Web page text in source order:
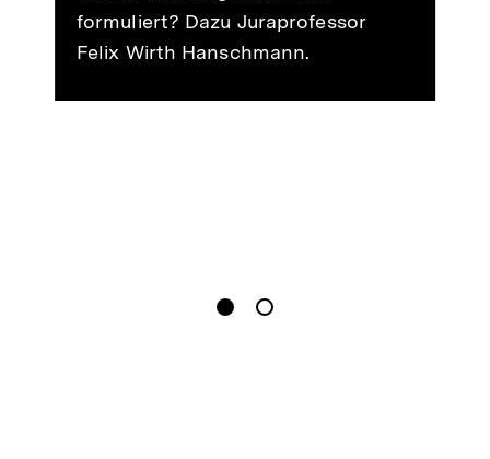
formuliert? Dazu Juraprofessor
Felix Wirth Hanschmann.
Springe zum Inhalt
1
(Aktueller Inhalt
) Springe zum Inhalt
2